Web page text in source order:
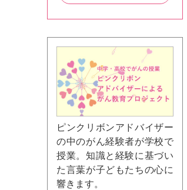
ピンクリボンアドバイザー
の中のがん経験者が学校で
授業。知識と経験に基づい
た言葉が子どもたちの心に
響きます。